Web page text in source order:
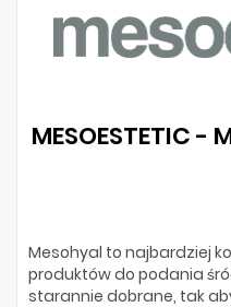
MESOESTETIC -
Mesohyal to najbardziej
produktów do podania
starannie dobrane, tak